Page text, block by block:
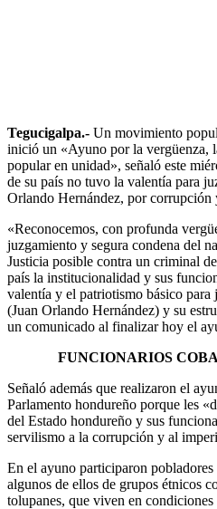
Tegucigalpa.- Un movimiento
inició un «Ayuno por la vergüenza,
popular en unidad», señaló este
de su país no tuvo la valentía para
Orlando Hernández, por corrupción
«Reconocemos, con profunda
juzgamiento y segura condena del
Justicia posible contra un criminal
país la institucionalidad y sus
valentía y el patriotismo básico
(Juan Orlando Hernández) y su
un comunicado al finalizar hoy el
FUNCIONARIOS
Señaló además que realizaron el
Parlamento hondureño porque les
del Estado hondureño y sus
servilismo a la corrupción y al
En el ayuno participaron
algunos de ellos de grupos étnicos
tolupanes, que viven en condiciones